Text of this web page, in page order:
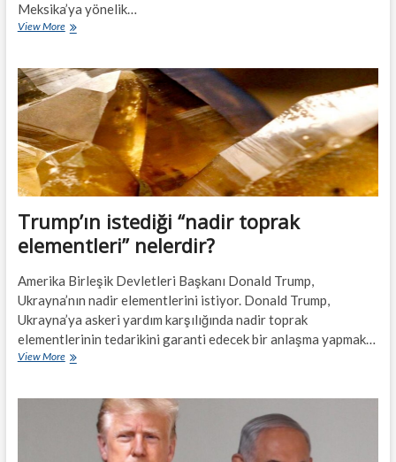
Meksika’ya yönelik…
View MoreABD’nin
vergileri
Türkiye’yi
nasıl
etkileyebilir?
Trump’ın istediği “nadir toprak
elementleri” nelerdir?
Amerika Birleşik Devletleri Başkanı Donald Trump,
Ukrayna’nın nadir elementlerini istiyor. Donald Trump,
Ukrayna’ya askeri yardım karşılığında nadir toprak
elementlerinin tedarikini garanti edecek bir anlaşma yapmak…
View MoreTrump’ın
elementleri”
nelerdir?